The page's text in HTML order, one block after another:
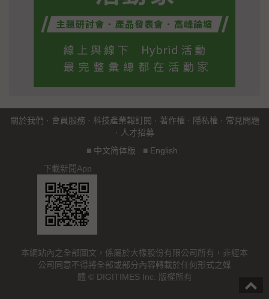
關於我們 · 會員服務 · 科技產業報訂閱 · 著作權 · 隱私權 · 常見問題
· 人才招募
■ 中文简体版 ■ English
下載新聞App
本網站內之全部圖文，係屬於大椽股份有限公司所有，非經本
公司同意不得將全部或部分內容轉載於任何形式之媒
體 © DIGITIMES Inc. 版權所有